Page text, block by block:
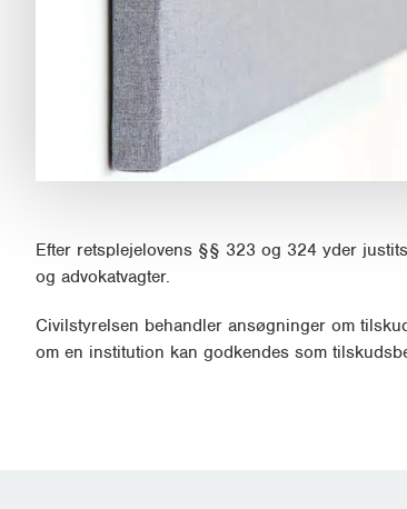
Efter retsplejelovens §§ 323 og 324 yder
og advokatvagter.
Civilstyrelsen behandler ansøgninger om
om en institution kan godkendes som